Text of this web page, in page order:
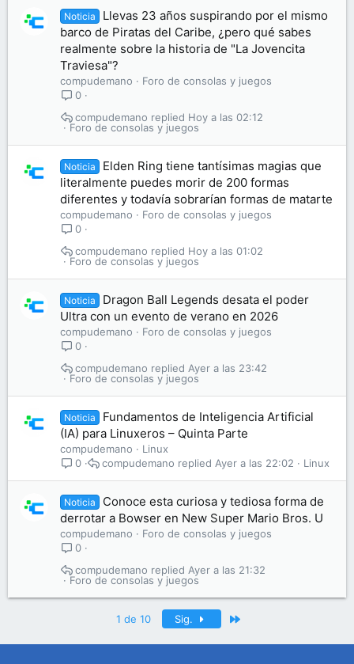
Noticia
Llevas 23 años suspirando por el mismo
barco de Piratas del Caribe, ¿pero qué sabes
realmente sobre la historia de "La Jovencita
Traviesa"?
compudemano
Foro de consolas y juegos
0
Foro de consolas y juegos
Hoy a las 02:12
compudemano
Noticia
Elden Ring tiene tantísimas magias que
literalmente puedes morir de 200 formas
diferentes y todavía sobrarían formas de matarte
compudemano
Foro de consolas y juegos
0
Foro de consolas y juegos
Hoy a las 01:02
compudemano
Noticia
Dragon Ball Legends desata el poder
Ultra con un evento de verano en 2026
compudemano
Foro de consolas y juegos
0
Foro de consolas y juegos
Ayer a las 23:42
compudemano
Noticia
Fundamentos de Inteligencia Artificial
(IA) para Linuxeros – Quinta Parte
compudemano
Linux
0
Linux
Ayer a las 22:02
compudemano
Noticia
Conoce esta curiosa y tediosa forma de
derrotar a Bowser en New Super Mario Bros. U
compudemano
Foro de consolas y juegos
0
Foro de consolas y juegos
Ayer a las 21:32
compudemano
1 de 10 Sig.